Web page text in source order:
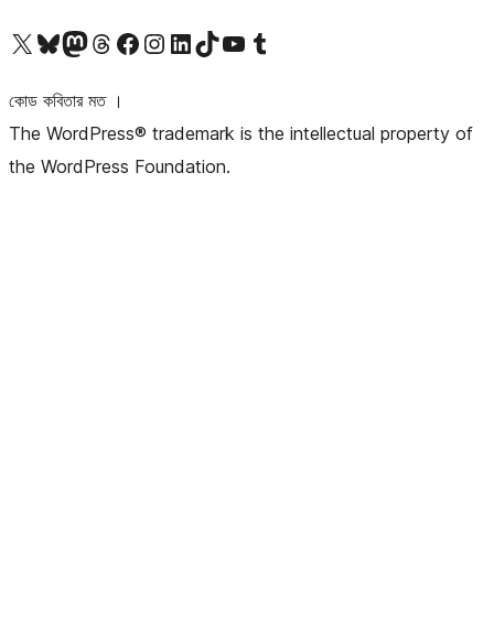
আমাদের X (আগের টুইটার) অ্যাকাউন্টে যানআমাদের Bluesky অ্যাকাউন্টটি দেখুনআমাদের মাস্টোডন অ্যাকাউন্টটি দেখুনআমাদের থ্রেডস অ্যাকাউন্টটি দেখুনআমাদের ফেসবুক পেজ দেখুনআমাদের ইন্সটাগ্রাম অ্যাকাউন্ট দেখুনআমাদের লিঙ্কডইন অ্যাকাউন্টে যানআমাদের TikTok অ্যাকাউন্টটি দেখুনআমাদের ইউটিউব চ্যানেলে যান আমাদের টাম্বলার অ্যাকাউন্ট দেখুন
কোড কবিতার মত ।
The WordPress® trademark is the intellectual property of
the WordPress Foundation.